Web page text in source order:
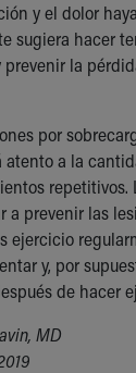
y el dolor
sugiera hacer
la
por
atento a la
repetitivos.
a prevenir las
ejercicio
y, por
de hacer
MD